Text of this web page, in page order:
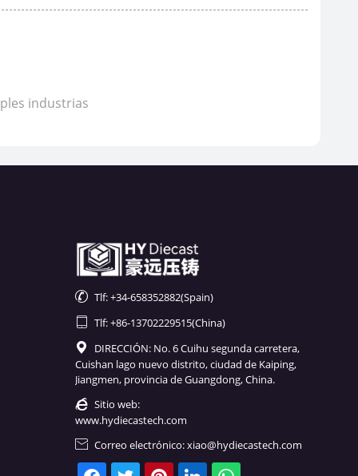
industrias
 Tlf: +34-658352882(Spain)
 Tlf: +86-13702229515(China)

DIRECCIÓN: No. 6 Cuihu segunda carretera,
Cuishan lago nuevo distrito, ciudad de Kaiping,
Jiangmen, provincia de Guangdong, China.
 Sitio web:
www.hydiecastech.com
 Correo electrónico: xiao@hydiecastech.com